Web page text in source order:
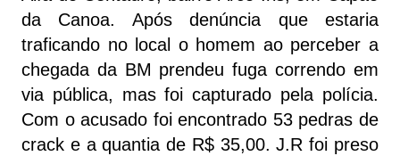
da Canoa. Após denúncia que estaria
traficando no local o homem ao perceber a
chegada da BM prendeu fuga correndo em
via pública, mas foi capturado pela polícia.
Com o acusado foi encontrado 53 pedras de
crack e a quantia de R$ 35,00. J.R foi preso